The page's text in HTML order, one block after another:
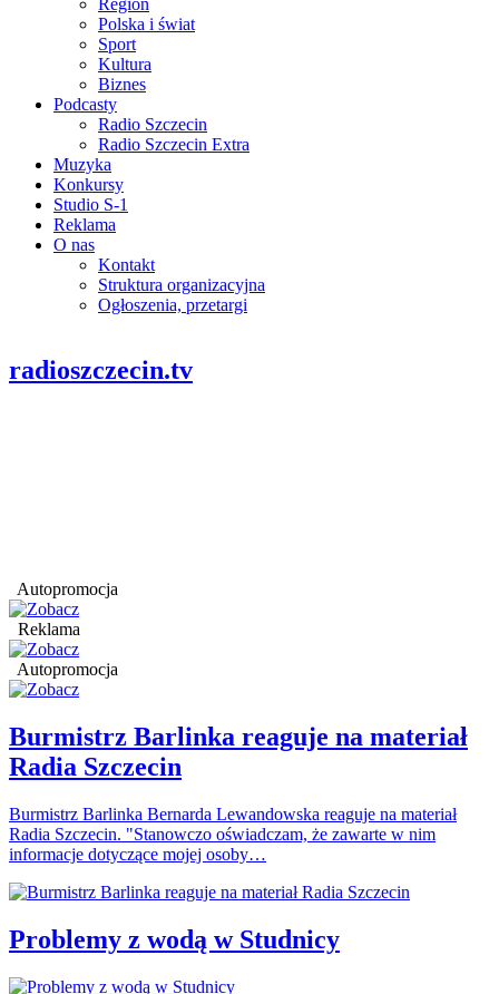
Region
Polska i świat
Sport
Kultura
Biznes
Podcasty
Radio Szczecin
Radio Szczecin Extra
Muzyka
Konkursy
Studio S-1
Reklama
O nas
Kontakt
Struktura organizacyjna
Ogłoszenia, przetargi
radioszczecin.tv
Autopromocja
Reklama
Autopromocja
Burmistrz Barlinka reaguje na materiał
Radia Szczecin
Burmistrz Barlinka Bernarda Lewandowska reaguje na materiał
Radia Szczecin. "Stanowczo oświadczam, że zawarte w nim
informacje dotyczące mojej osoby…
Problemy z wodą w Studnicy